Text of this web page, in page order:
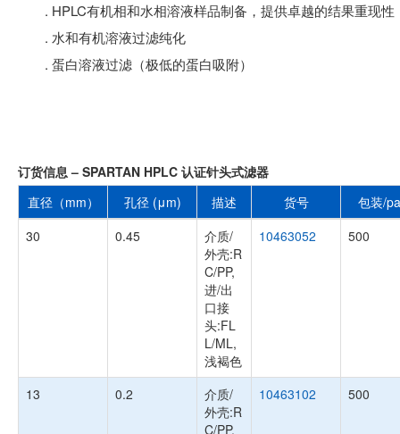
. HPLC有机相和水相溶液样品制备，提供卓越的结果重现性
. 水和有机溶液过滤纯化
. 蛋白溶液过滤（极低的蛋白吸附）
订货信息 – SPARTAN HPLC 认证针头式滤器
直径（mm）
孔径 (μm) 描述 货号
包装/
30
0.45
介质/
外壳:R
C/PP,
进/出
口接
头:FL
L/ML,
浅褐色
10463052 500
13 0.2
介质/
外壳:R
C/PP,
10463102 500